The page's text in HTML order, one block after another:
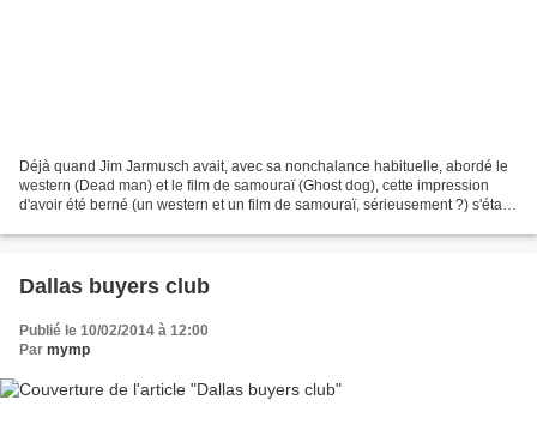
Déjà quand Jim Jarmusch avait, avec sa nonchalance habituelle, abordé le
western (Dead man) et le film de samouraï (Ghost dog), cette impression
d'avoir été berné (un western et un film de samouraï, sérieusement ?) s'était
Dallas buyers club
Publié le 10/02/2014 à 12:00
Par mymp